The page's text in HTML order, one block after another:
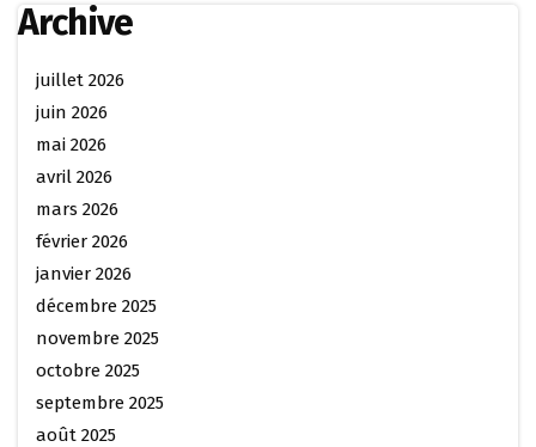
Archive
juillet 2026
juin 2026
mai 2026
avril 2026
mars 2026
février 2026
janvier 2026
décembre 2025
novembre 2025
octobre 2025
septembre 2025
août 2025